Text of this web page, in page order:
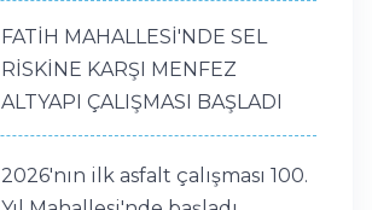
FATİH MAHALLESİ'NDE SEL
RİSKİNE KARŞI MENFEZ
ALTYAPI ÇALIŞMASI BAŞLADI
2026'nın ilk asfalt çalışması 100.